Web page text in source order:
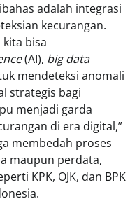
adalah integrasi
kecurangan.
kita bisa
(AI), big data
mendeteksi anomali
strategis bagi
menjadi garda
di era digital,”
membedah proses
maupun perdata,
KPK, OJK, dan BPK